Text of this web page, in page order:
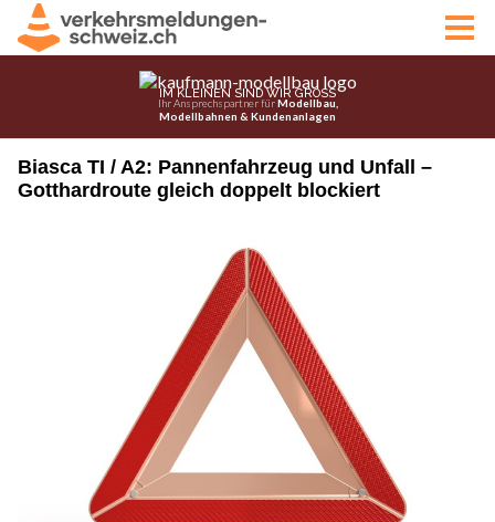
Biasca TI / A2: Pannenfahrzeug und Unfall –
Gotthardroute gleich doppelt blockiert